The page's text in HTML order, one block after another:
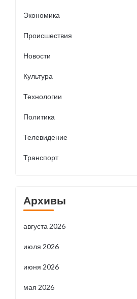
Экономика
Происшествия
Новости
Культура
Технологии
Политика
Телевидение
Транспорт
Архивы
августа 2026
июля 2026
июня 2026
мая 2026